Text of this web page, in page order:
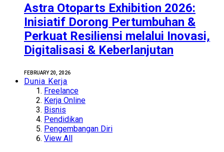
Astra Otoparts Exhibition 2026:
Inisiatif Dorong Pertumbuhan &
Perkuat Resiliensi melalui Inovasi,
Digitalisasi & Keberlanjutan
FEBRUARY 20, 2026
Dunia Kerja
Freelance
Kerja Online
Bisnis
Pendidikan
Pengembangan Diri
View All